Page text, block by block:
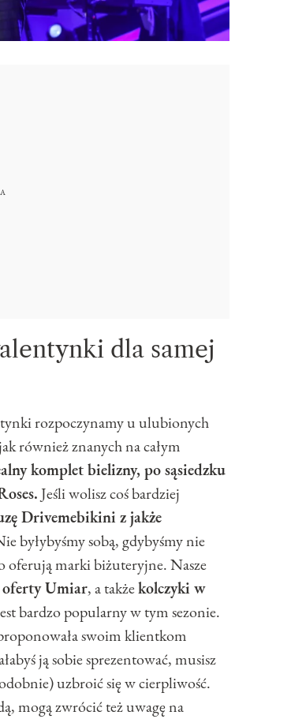
dla samej
rozpoczynamy u ulubionych
również znanych na całym
komplet bielizny, po sąsiedzku
Jeśli wolisz coś bardziej
Drivemebikini z jakże
byłybyśmy sobą, gdybyśmy nie
oferują marki biżuteryjne. Nasze
Umiar, a takżekolczyki w
bardzo popularny w tym sezonie.
swoim klientkom
ją sobie sprezentować, musisz
uzbroić się w cierpliwość.
mogą zwrócić też uwagę na